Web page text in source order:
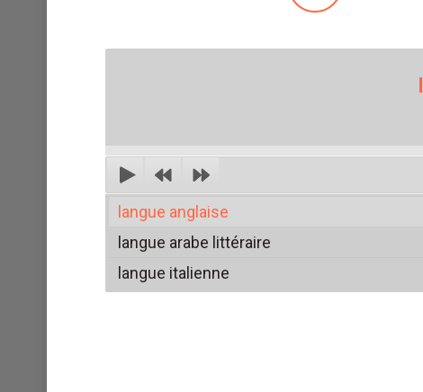
langue anglaise
langue arabe littéraire
langue italienne